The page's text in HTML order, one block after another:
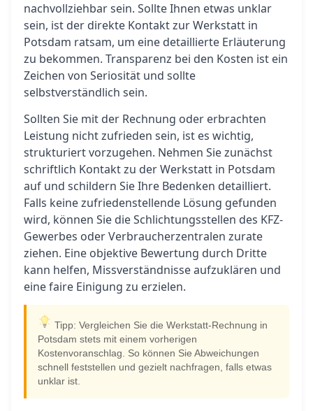
nachvollziehbar sein. Sollte Ihnen etwas unklar
sein, ist der direkte Kontakt zur Werkstatt in
Potsdam ratsam, um eine detaillierte Erläuterung
zu bekommen. Transparenz bei den Kosten ist ein
Zeichen von Seriosität und sollte
selbstverständlich sein.
Sollten Sie mit der Rechnung oder erbrachten
Leistung nicht zufrieden sein, ist es wichtig,
strukturiert vorzugehen. Nehmen Sie zunächst
schriftlich Kontakt zu der Werkstatt in Potsdam
auf und schildern Sie Ihre Bedenken detailliert.
Falls keine zufriedenstellende Lösung gefunden
wird, können Sie die Schlichtungsstellen des KFZ-
Gewerbes oder Verbraucherzentralen zurate
ziehen. Eine objektive Bewertung durch Dritte
kann helfen, Missverständnisse aufzuklären und
eine faire Einigung zu erzielen.
Tipp: Vergleichen Sie die Werkstatt-Rechnung in
Potsdam stets mit einem vorherigen
Kostenvoranschlag. So können Sie Abweichungen
schnell feststellen und gezielt nachfragen, falls etwas
unklar ist.